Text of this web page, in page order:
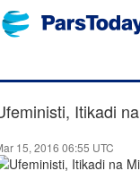
Itikadi
15, 2016 06:55 UTC